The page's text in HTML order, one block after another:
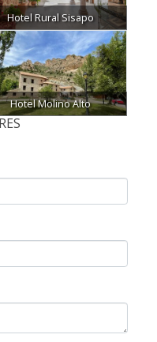
Hotel Rural Sisapo
Hotel Molino Alto